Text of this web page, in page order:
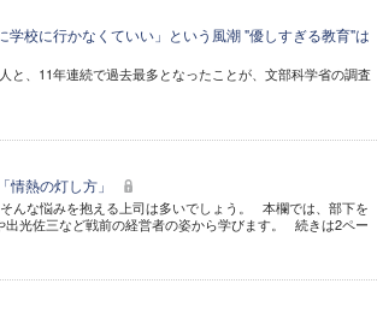
校に行かなくていい」という風潮 "優しすぎる教育"は
と、11年連続で過去最多となったことが、文部科学省の調査
情熱の灯し方」
な悩みを抱える上司は多いでしょう。 本欄では、部下を
光佐三など戦前の経営者の姿から学びます。 続きは2ペー